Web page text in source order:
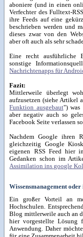
aboniere (und in einen
Verfechter des Fulltext-
ihre Feeds auf eine
beschrieben werden und
dieses zwar von den
aber oft auch als sehr
Eine recht ausführliche
sonstige
Nachrichtenapps für
Fazit:
Mittlerweile überlegt
aufzusetzen (siehe Artikel
Funktion ausgebaut") was
aber negativ auch so
Facebook Seite verlassen
Nachdem Google ihren
gleichzeitig Google
eigenen RSS Feed hier
Gedanken schon im
Assimilation ins google
Wissensmanagement
Ein großer Vorteil an
Hochschulen.
Blog mittlerweile auch an
hier vorgestellte Lösung
Anwendung. Daher